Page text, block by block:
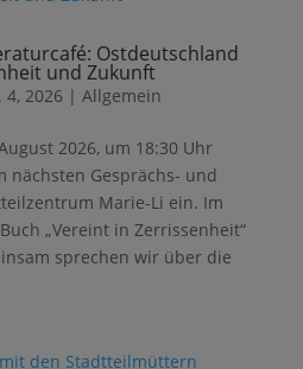
Ostdeutschland
und Zukunft
4, 2026 | Allgemein
2026, um 18:30 Uhr
nächsten Gesprächs- und
Marie-Li ein. Im
„Vereint in Zerrissenheit“
sprechen wir über die